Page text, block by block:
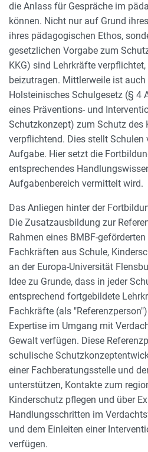
die Anlass für Gespräche im
können. Nicht nur auf Grund
ihres pädagogischen Ethos,
gesetzlichen Vorgabe zum
KKG) sind Lehrkräfte
beizutragen. Mittlerweile ist
Holsteinisches Schulgesetz (§ 4
eines Präventions- und
Schutzkonzept) zum Schutz des
verpflichtend. Dies stellt Schulen
Aufgabe. Hier setzt die
entsprechendes
Aufgabenbereich vermittelt wird.
Das Anliegen hinter der
Die Zusatzausbildung zur
Rahmen eines BMBF-
Fachkräften aus Schule,
an der Europa-Universität
Idee zu Grunde, dass in jeder
entsprechend fortgebildete
Fachkräfte (als
Expertise im Umgang mit
Gewalt verfügen. Diese
schulische
einer Fachberatungsstelle und
unterstützen, Kontakte zum
Kinderschutz pflegen und über
Handlungsschritten im
und dem Einleiten einer
verfügen.